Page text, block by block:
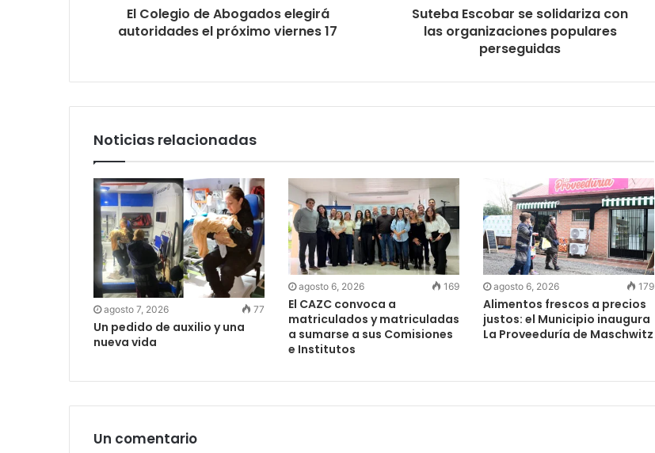
El Colegio de Abogados elegirá
autoridades el próximo viernes 17
Suteba Escobar se solidariza con
las organizaciones populares
perseguidas
Noticias relacionadas
agosto 7, 2026 77
Un pedido de auxilio y una
nueva vida
agosto 6, 2026 169
El CAZC convoca a
matriculados y matriculadas
a sumarse a sus Comisiones
e Institutos
agosto 6, 2026 179
Alimentos frescos a precios
justos: el Municipio inaugura
La Proveeduría de Maschwitz
Un comentario